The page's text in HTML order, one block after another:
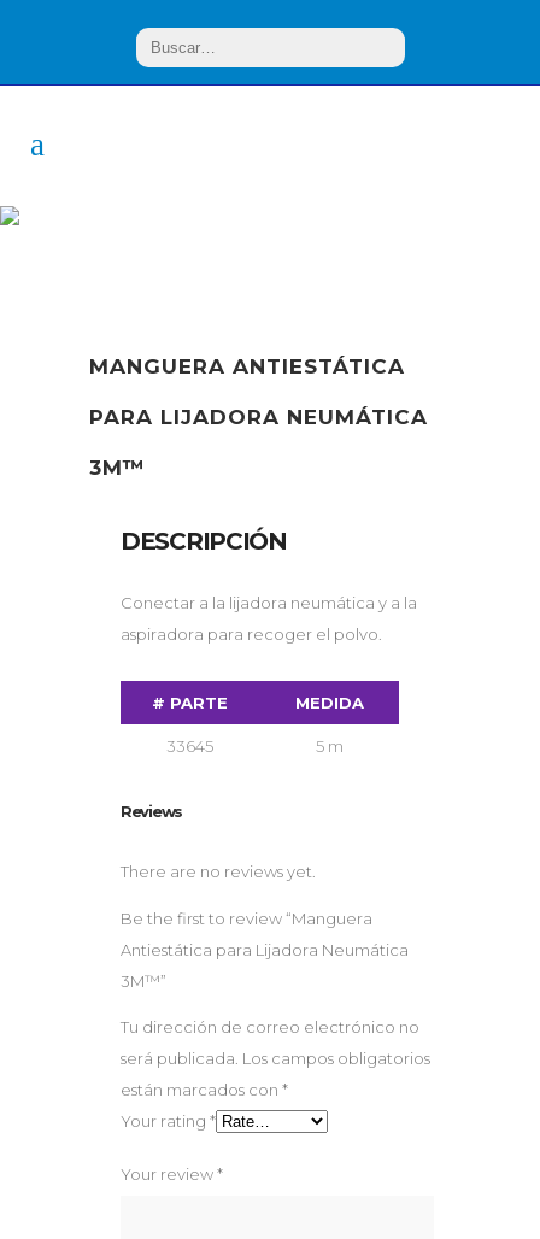
MANGUERA ANTIESTÁTICA
PARA LIJADORA NEUMÁTICA
3M™
DESCRIPCIÓN
Conectar a la lijadora neumática y a la
aspiradora para recoger el polvo.
# PARTE MEDIDA
33645 5 m
Reviews
There are no reviews yet.
Be the first to review “Manguera
Antiestática para Lijadora Neumática
3M™”
Tu dirección de correo electrónico no
será publicada. Los campos obligatorios
están marcados con *
Your rating *
Your review*